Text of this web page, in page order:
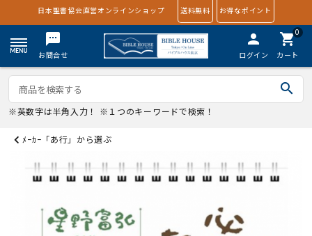
日本聖書協会直営オンラインショップ 送料無料 お得なポイント
textsms
お問合せ
person
ログイン
0
shopping_cart
カート
search
※英数字は半角入力！ ※１つのキーワードで検索！
ﾒｰｶｰ「あ行」から選ぶ